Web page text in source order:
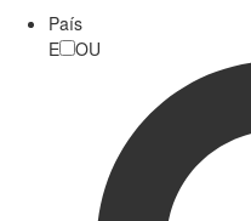
País
E
OU